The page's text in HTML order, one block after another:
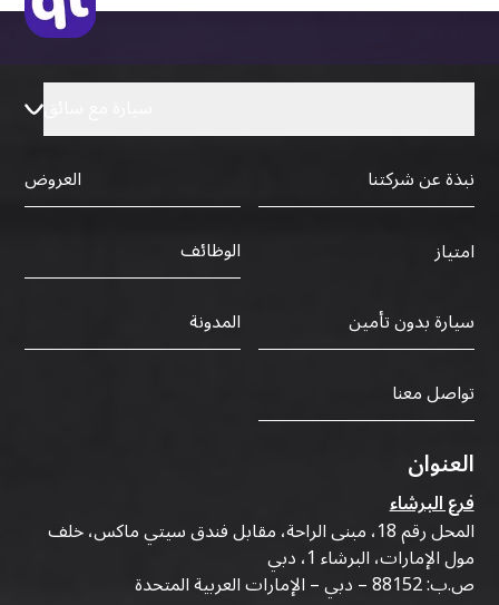
نبذة عن شركتنا
العروض
امتياز
الوظائف
سيارة بدون تأمين
المدونة
تواصل معنا
العنوان
فرع البرشاء
المحل رقم 18، مبنى الراحة، مقابل فندق سيتي ماكس، خلف
مول الإمارات، البرشاء 1، دبي
ص.ب: 88152 – دبي – الإمارات العربية المتحدة